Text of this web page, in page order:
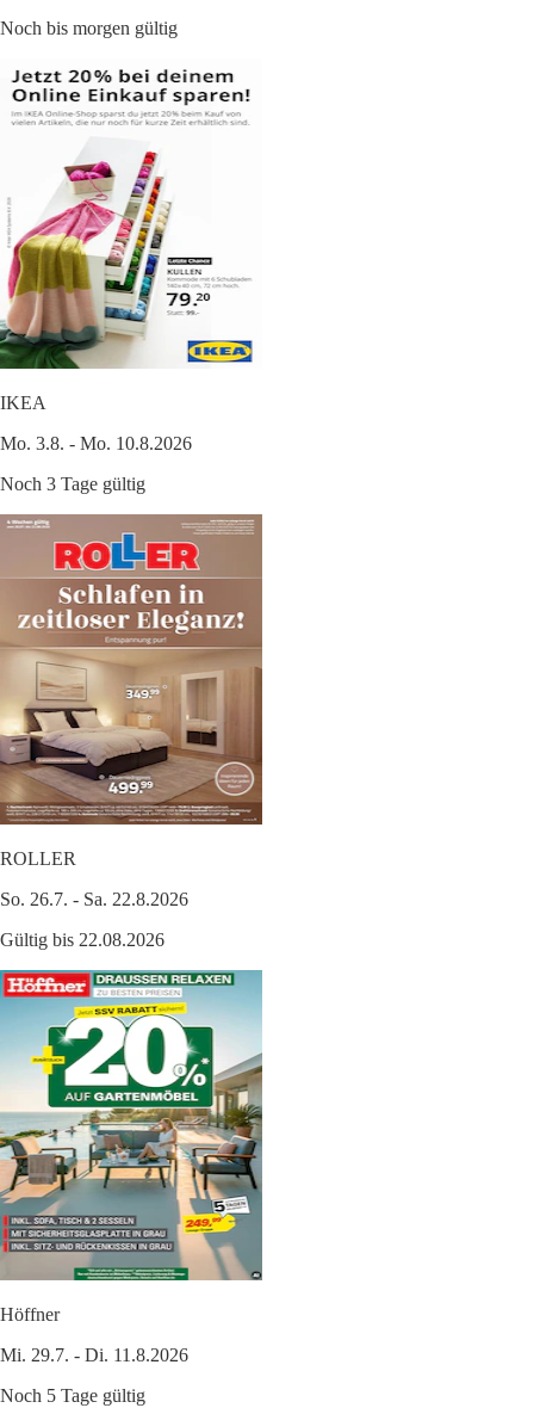
Noch bis morgen gültig
IKEA
Mo. 3.8. - Mo. 10.8.2026
Noch 3 Tage gültig
ROLLER
So. 26.7. - Sa. 22.8.2026
Gültig bis 22.08.2026
Höffner
Mi. 29.7. - Di. 11.8.2026
Noch 5 Tage gültig